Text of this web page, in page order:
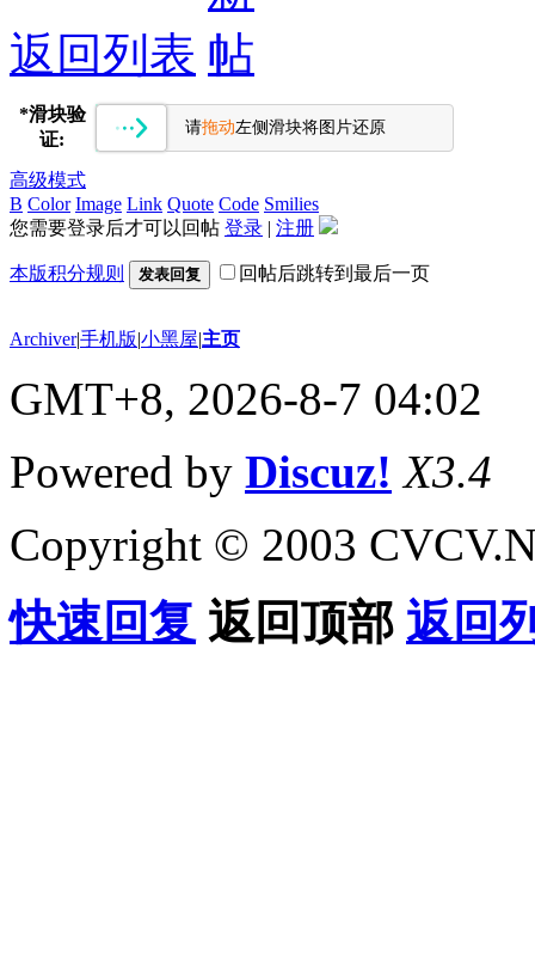
返回列表
*滑块验
证:
请拖动左侧滑块将图片还原
高级模式
B Color Image Link Quote Code Smilies
您需要登录后才可以回帖 登录 | 注册
本版积分规则 发表回复 回帖后跳转到最后一页
Archiver|手机版|小黑屋|主页
GMT+8, 2026-8-7 04:02
Powered by Discuz! X3.4
Copyright © 2003
快速回复 返回顶部 返回